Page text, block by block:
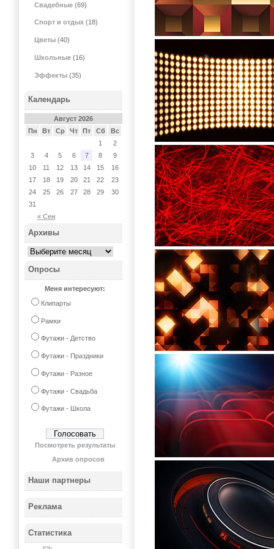
Свадебные (69)
Спорт и отдых (18)
Цветы (40)
Школьные (16)
Эффекты (35)
Календарь
Август 2026
Пн
Вт Ср Чт Пт Сб Вс
« Сен
1
2
3
4 5 6 7 8
9
10
11 12 13 14 15
16
17
18 19 20 21 22
23
24
25 26 27 28 29
30
31
Архивы
Опросы
Меня интересуют:
Клипарты
Рамки
Футажи - Детство
Футажи - Праздники
Футажи - Разное
Футажи - Свадьба
Футажи - Школа
Посмотреть результаты
Архив опросов
Наши партнеры
Реклама
Статистика